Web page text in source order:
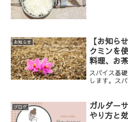
お知らせ
【お知ら
クミンを
料理、お
スパイス基
します。ス
ブログ
ガルダー
やり方と